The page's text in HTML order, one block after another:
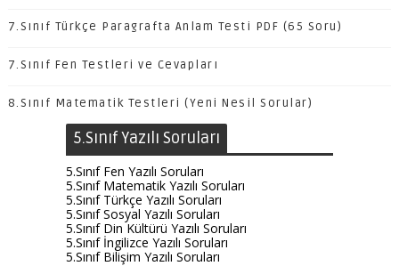
7.Sınıf Türkçe Paragrafta Anlam Testi PDF (65 Soru)
7.Sınıf Fen Testleri ve Cevapları
8.Sınıf Matematik Testleri (Yeni Nesil Sorular)
5.Sınıf Yazılı Soruları
5.Sınıf Fen Yazılı Soruları
5.Sınıf Matematik Yazılı Soruları
5.Sınıf Türkçe Yazılı Soruları
5.Sınıf Sosyal Yazılı Soruları
5.Sınıf Din Kültürü Yazılı Soruları
5.Sınıf İngilizce Yazılı Soruları
5.Sınıf Bilişim Yazılı Soruları